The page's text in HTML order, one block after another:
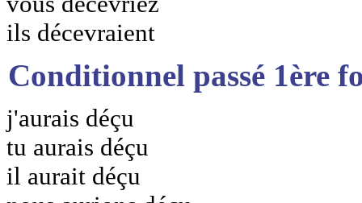
ils décevraient
Conditionnel passé 1ère
j'aurais déçu
tu aurais déçu
il aurait déçu